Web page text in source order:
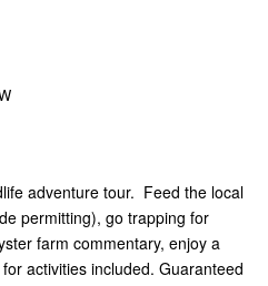
adventure tour. Feed the local
permitting), go trapping for
farm commentary, enjoy a
activities included. Guaranteed